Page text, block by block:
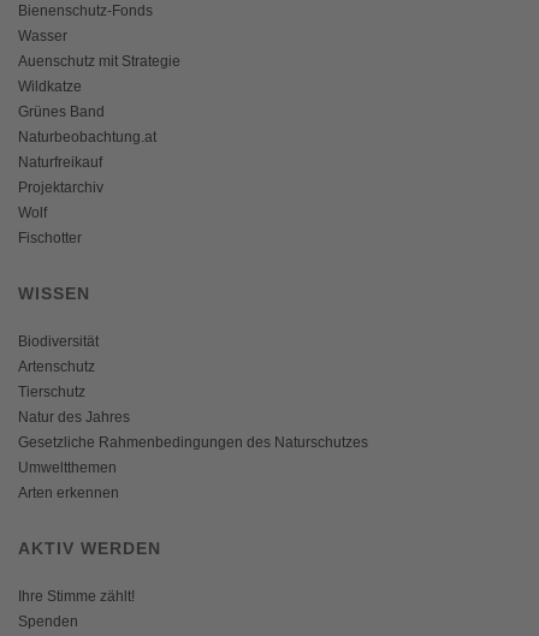
Bienenschutz-Fonds
Wasser
Auenschutz mit Strategie
Wildkatze
Grünes Band
Naturbeobachtung.at
Naturfreikauf
Projektarchiv
Wolf
Fischotter
WISSEN
Biodiversität
Artenschutz
Tierschutz
Natur des Jahres
Gesetzliche Rahmenbedingungen des Naturschutzes
Umweltthemen
Arten erkennen
AKTIV WERDEN
Ihre Stimme zählt!
Spenden